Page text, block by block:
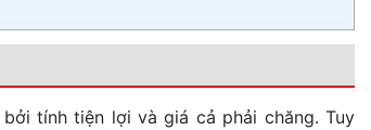
tính tiện lợi và giá cả phải chăng. Tuy